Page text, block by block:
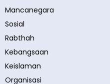
Mancanegara
Sosial
Rabthah
Kebangsaan
Keislaman
Organisasi